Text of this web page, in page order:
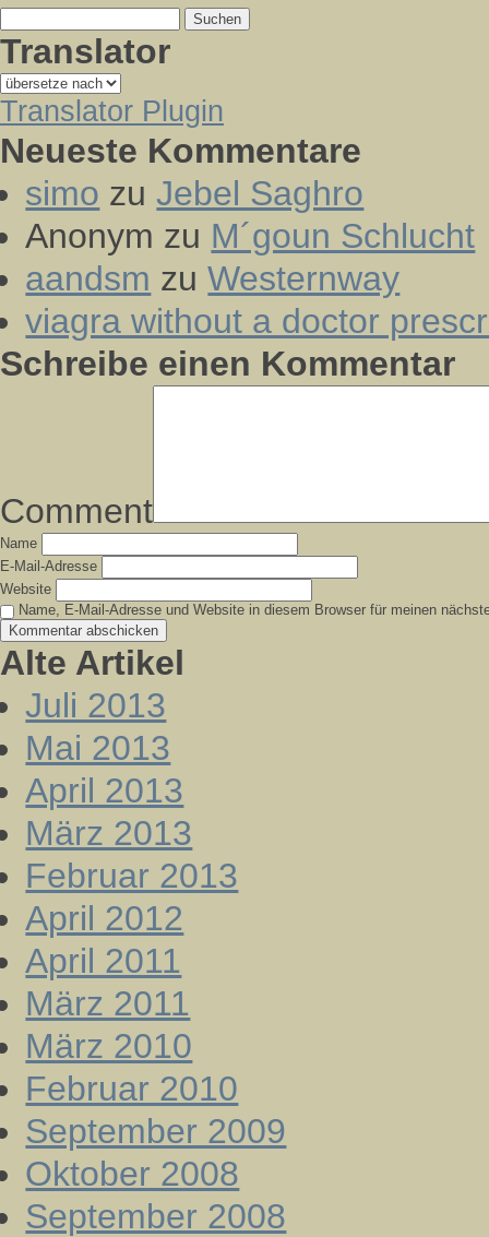
nach:
Translator
Translator Plugin
Neueste Kommentare
simo zuJebel Saghro
Anonym zu M´goun Schlucht
aandsm zuWesternway
viagra without a doctor
Schreibe einen Kommentar
Comment
Name
E-Mail-Adresse
Website
Name, E-Mail-Adresse und Website in diesem Browser für meinen
Alte Artikel
Juli 2013
Mai 2013
April 2013
März 2013
Februar 2013
April 2012
April 2011
März 2011
März 2010
Februar 2010
September 2009
Oktober 2008
September 2008